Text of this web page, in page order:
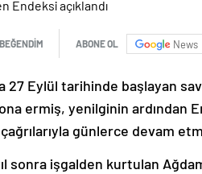
BEĞENDİM ABONE OL News
27 Eylül tarihinde başlayan
ermiş, yenilginin ardından
günlerce devam
sonra işgalden kurtulan